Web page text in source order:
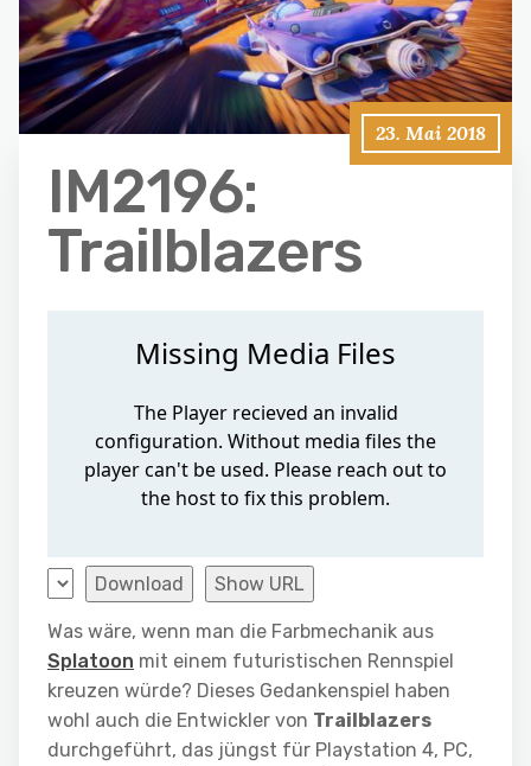
23. Mai 2018
IM2196:
Trailblazers
Download Show URL
Was wäre, wenn man die Farbmechanik aus
Splatoon mit einem futuristischen Rennspiel
kreuzen würde? Dieses Gedankenspiel haben
wohl auch die Entwickler von Trailblazers
durchgeführt, das jüngst für Playstation 4, PC,